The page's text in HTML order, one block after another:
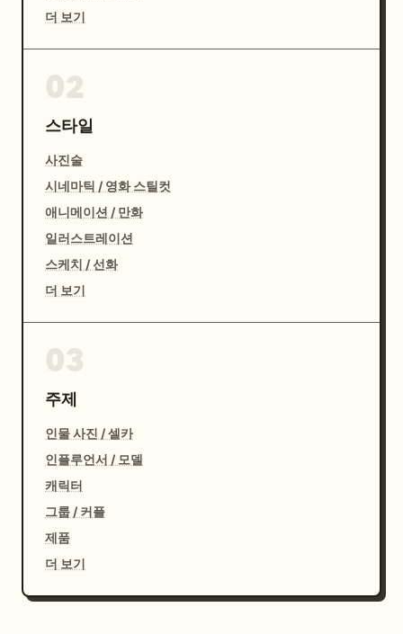
더 보기
스타일
사진술
시네마틱 / 영화 스틸컷
애니메이션 / 만화
일러스트레이션
스케치 / 선화
더 보기
주제
인물 사진 / 셀카
인플루언서 / 모델
캐릭터
그룹 / 커플
제품
더 보기